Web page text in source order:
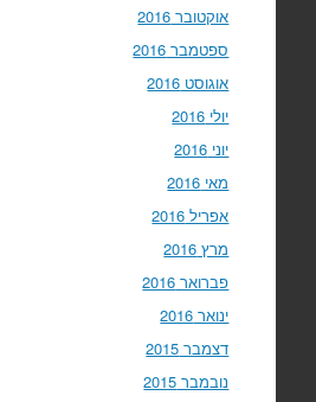
אוקטובר 2016
ספטמבר 2016
אוגוסט 2016
יולי 2016
יוני 2016
מאי 2016
אפריל 2016
מרץ 2016
פברואר 2016
ינואר 2016
דצמבר 2015
נובמבר 2015